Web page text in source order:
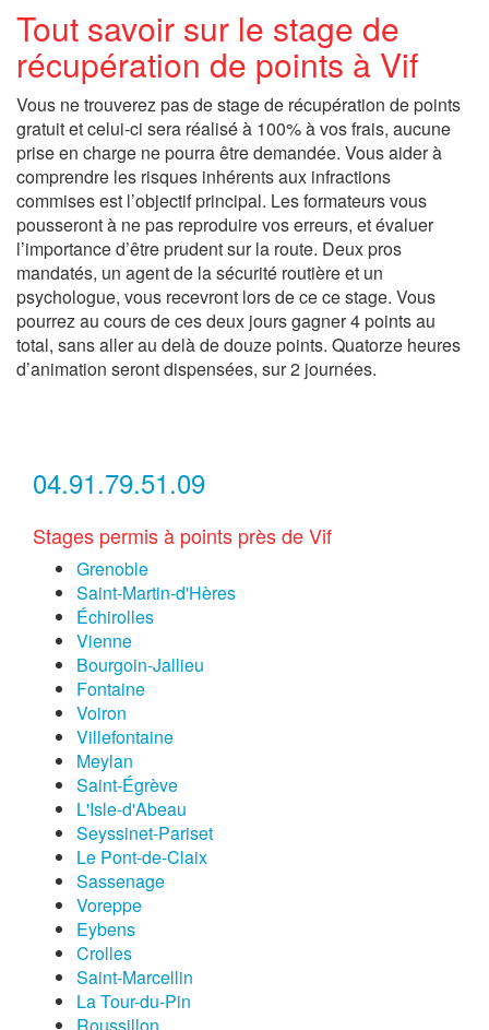
Tout savoir sur le stage de
récupération de points à Vif
Vous ne trouverez pas de stage de récupération de points
gratuit et celui-ci sera réalisé à 100% à vos frais, aucune
prise en charge ne pourra être demandée. Vous aider à
comprendre les risques inhérents aux infractions
commises est l’objectif principal. Les formateurs vous
pousseront à ne pas reproduire vos erreurs, et évaluer
l’importance d’être prudent sur la route. Deux pros
mandatés, un agent de la sécurité routière et un
psychologue, vous recevront lors de ce ce stage. Vous
pourrez au cours de ces deux jours gagner 4 points au
total, sans aller au delà de douze points. Quatorze heures
d’animation seront dispensées, sur 2 journées.
04.91.79.51.09
Stages permis à points près de Vif
Grenoble
Saint-Martin-d'Hères
Échirolles
Vienne
Bourgoin-Jallieu
Fontaine
Voiron
Villefontaine
Meylan
Saint-Égrève
L'Isle-d'Abeau
Seyssinet-Pariset
Le Pont-de-Claix
Sassenage
Voreppe
Eybens
Crolles
Saint-Marcellin
La Tour-du-Pin